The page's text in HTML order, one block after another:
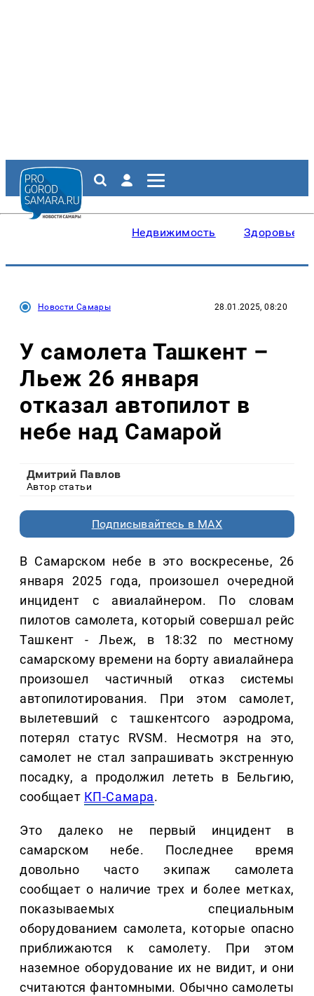
Недвижимость Здоровье
Новости Самары 28.01.2025, 08:20
У самолета Ташкент –
Льеж 26 января
отказал автопилот в
небе над Самарой
Дмитрий Павлов
Автор статьи
Подписывайтесь в MAX
В Самарском небе в это воскресенье, 26
января 2025 года, произошел очередной
инцидент с авиалайнером. По словам
пилотов самолета, который совершал рейс
Ташкент - Льеж, в 18:32 по местному
самарскому времени на борту авиалайнера
произошел частичный отказ системы
автопилотирования. При этом самолет,
вылетевший с ташкентсого аэродрома,
потерял статус RVSM. Несмотря на это,
самолет не стал запрашивать экстренную
посадку, а продолжил лететь в Бельгию,
сообщает КП-Самара.
Это далеко не первый инцидент в
самарском небе. Последнее время
довольно часто экипаж самолета
сообщает о наличие трех и более метках,
показываемых специальным
оборудованием самолета, которые опасно
приближаются к самолету. При этом
наземное оборудование их не видит, и они
считаются фантомными. Обычно самолеты